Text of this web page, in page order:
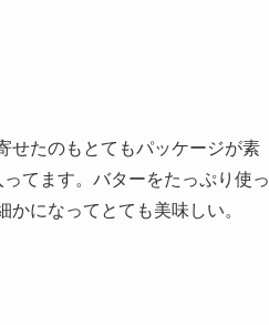
せたのもとてもパッケージが素
てます。バターをたっぷり使っ
になってとても美味しい。